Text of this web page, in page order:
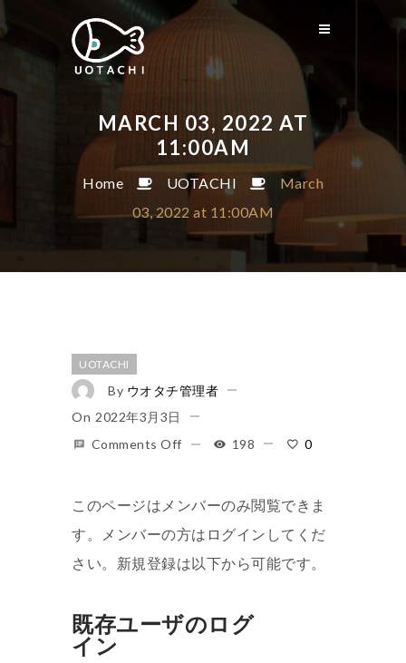
MARCH 03, 2022 AT
11:00AM
Home UOTACHI
March
03, 2022 at 11:00AM
UOTACHI
By ウオタチ管理者
On 2022年3月3日
Comments Off
198 0
このページはメンバーのみ閲覧できま
す。メンバーの方はログインしてくだ
さい。新規登録は以下から可能です。
既存ユーザのログ
イン